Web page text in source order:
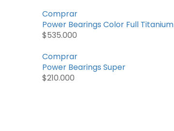
Comprar
Power Bearings Color Full Titanium
$535.000
Comprar
Power Bearings Super
$210.000